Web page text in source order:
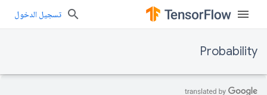
تسجيل الدخول
Probability